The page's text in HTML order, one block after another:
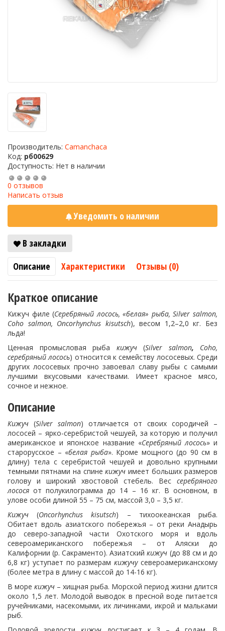
Производитель: Camanchaсa
Код: рб00629
Доступность: Нет в наличии
0 отзывов
Написать отзыв
Уведомить о наличии
В закладки
Описание
Характеристики Отзывы (0)
Краткое описание
Кижуч филе (Серебряный лосось, «белая» рыба, Silver salmon,
Coho salmon, Oncorhynchus kisutsch), весом 1,2–2,0 кг. Без
льда!
Ценная промысловая рыба кижуч (Silver salmon, Coho,
серебряный лосось) относится к семейству лососевых. Среди
других лососевых прочно завоевал славу рыбы с самыми
лучшими вкусовыми качествами. Имеет красное мясо,
сочное и нежное.
Описание
Кижуч (Silver salmon) отличается от своих сородичей –
лососей – ярко-серебристой чешуей, за которую и получил
американское и японское название «Серебряный лосось» и
старорусское – «белая рыба». Кроме мощного (до 90 см в
длину) тела с серебристой чешуей и довольно крупными
темными пятнами на спинекижуч имеет больших размеров
голову и широкий хвостовой стебель. Вес серебряного
лосося от полукилограмма до 14 – 16 кг. В основном, в
улове особи длиной 55 – 75 см, массой 3,0 – 3,5 кг.
Кижуч (Oncorhynchus kisutsch) – тихоокеанская рыба.
Обитает вдоль азиатского побережья – от реки Анадырь
до северо-западной части Охотского моря и вдоль
североамериканского побережья – от Аляски до
Калифорнии (р. Сакраменто). Азиатскийкижуч (до 88 см и до
6,8 кг) уступает по размерамкижучусевероамериканскому
(более метра в длину с массой до 14-16 кг).
В море кижуч – хищная рыба. Морской период жизни длится
около 1,5 лет. Молодой выводок в пресной воде питается
ручейниками, насекомыми, их личинками, икрой и мальками
рыб.